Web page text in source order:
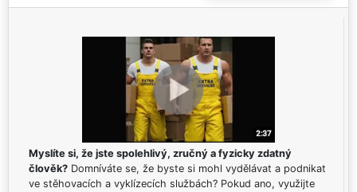
Myslíte si, že jste spolehlivý, zručný a fyzicky zdatný
člověk? Domníváte se, že byste si mohl vydělávat a podnikat
ve stěhovacích a vyklízecích službách? Pokud ano, využijte